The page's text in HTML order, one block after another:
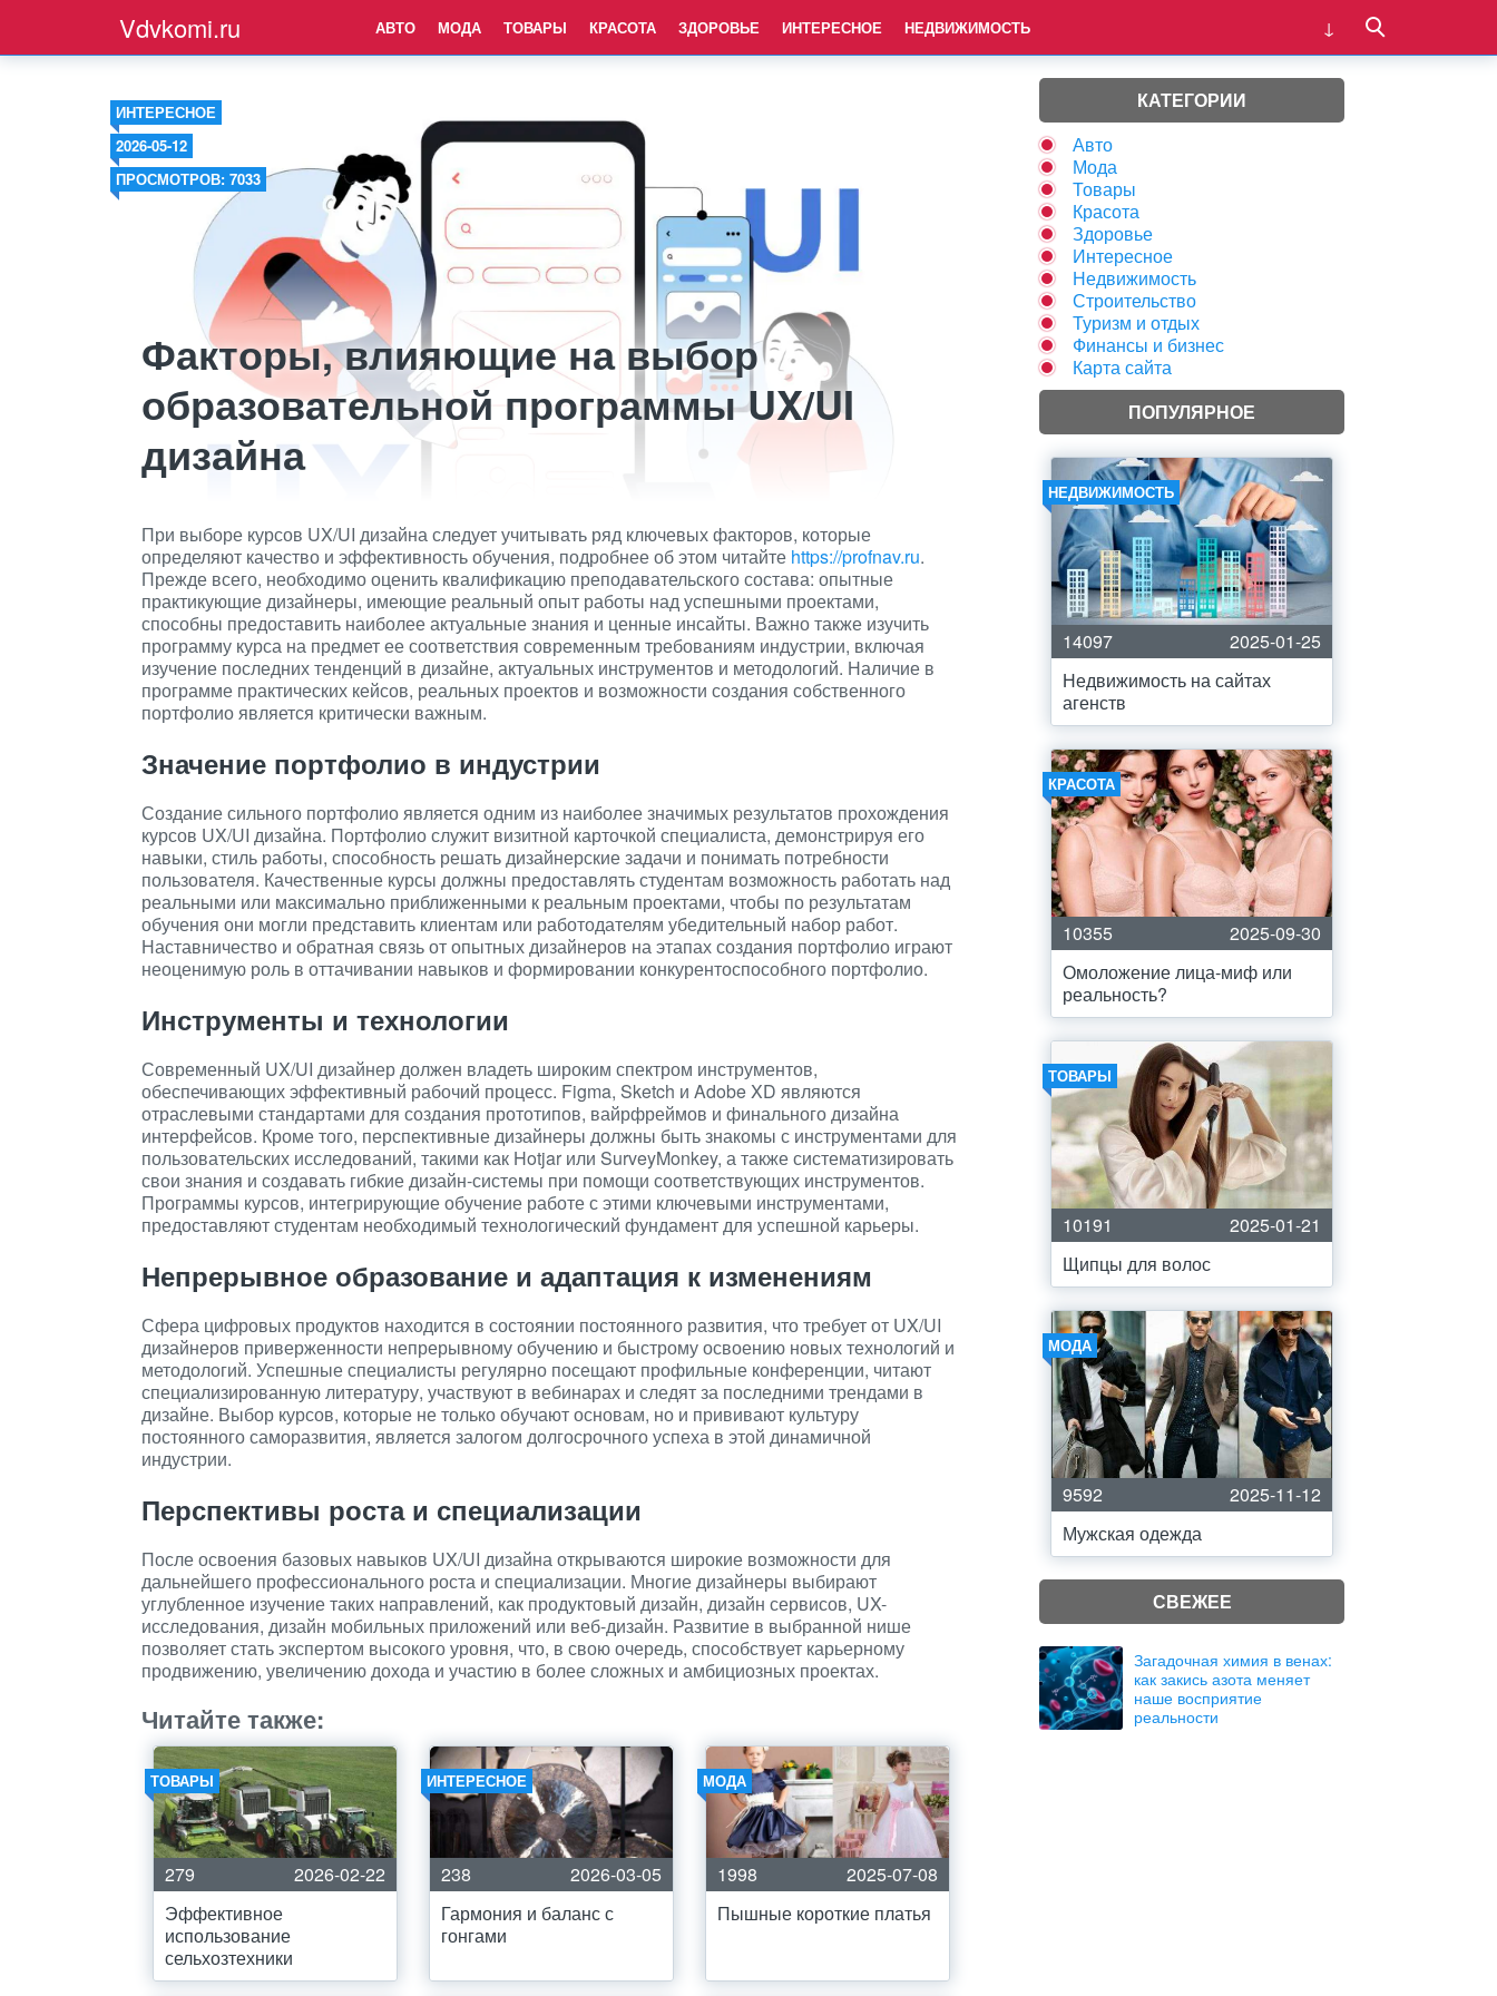
Vdvkomi.ru АВТО МОДА ТОВАРЫ КРАСОТА ЗДОРОВЬЕ ИНТЕРЕСНОЕ НЕДВИЖИМОСТЬ
ИНТЕРЕСНОЕ
2026-05-12
ПРОСМОТРОВ: 7033
Факторы, влияющие на выбор
образовательной программы UX/UI
дизайна
При выборе курсов UX/UI дизайна следует учитывать ряд ключевых факторов, которые
определяют качество и эффективность обучения, подробнее об этом читайте https://profnav.ru.
Прежде всего, необходимо оценить квалификацию преподавательского состава: опытные
практикующие дизайнеры, имеющие реальный опыт работы над успешными проектами,
способны предоставить наиболее актуальные знания и ценные инсайты. Важно также изучить
программу курса на предмет ее соответствия современным требованиям индустрии, включая
изучение последних тенденций в дизайне, актуальных инструментов и методологий. Наличие в
программе практических кейсов, реальных проектов и возможности создания собственного
портфолио является критически важным.
Значение портфолио в индустрии
Создание сильного портфолио является одним из наиболее значимых результатов прохождения
курсов UX/UI дизайна. Портфолио служит визитной карточкой специалиста, демонстрируя его
навыки, стиль работы, способность решать дизайнерские задачи и понимать потребности
пользователя. Качественные курсы должны предоставлять студентам возможность работать над
реальными или максимально приближенными к реальным проектами, чтобы по результатам
обучения они могли представить клиентам или работодателям убедительный набор работ.
Наставничество и обратная связь от опытных дизайнеров на этапах создания портфолио играют
неоценимую роль в оттачивании навыков и формировании конкурентоспособного портфолио.
Инструменты и технологии
Современный UX/UI дизайнер должен владеть широким спектром инструментов,
обеспечивающих эффективный рабочий процесс. Figma, Sketch и Adobe XD являются
отраслевыми стандартами для создания прототипов, вайрфреймов и финального дизайна
интерфейсов. Кроме того, перспективные дизайнеры должны быть знакомы с инструментами для
пользовательских исследований, такими как Hotjar или SurveyMonkey, а также систематизировать
свои знания и создавать гибкие дизайн-системы при помощи соответствующих инструментов.
Программы курсов, интегрирующие обучение работе с этими ключевыми инструментами,
предоставляют студентам необходимый технологический фундамент для успешной карьеры.
Непрерывное образование и адаптация к изменениям
Сфера цифровых продуктов находится в состоянии постоянного развития, что требует от UX/UI
дизайнеров приверженности непрерывному обучению и быстрому освоению новых технологий и
методологий. Успешные специалисты регулярно посещают профильные конференции, читают
специализированную литературу, участвуют в вебинарах и следят за последними трендами в
дизайне. Выбор курсов, которые не только обучают основам, но и прививают культуру
постоянного саморазвития, является залогом долгосрочного успеха в этой динамичной
индустрии.
Перспективы роста и специализации
После освоения базовых навыков UX/UI дизайна открываются широкие возможности для
дальнейшего профессионального роста и специализации. Многие дизайнеры выбирают
углубленное изучение таких направлений, как продуктовый дизайн, дизайн сервисов, UX-
исследования, дизайн мобильных приложений или веб-дизайн. Развитие в выбранной нише
позволяет стать экспертом высокого уровня, что, в свою очередь, способствует карьерному
продвижению, увеличению дохода и участию в более сложных и амбициозных проектах.
Читайте также:
ТОВАРЫ
279
2026-02-22
Эффективное
использование
сельхозтехники
ИНТЕРЕСНОЕ
238
2026-03-05
Гармония и баланс с
гонгами
МОДА
1998
2025-07-08
Пышные короткие платья
КАТЕГОРИИ
Авто
Мода
Товары
Красота
Здоровье
Интересное
Недвижимость
Строительство
Туризм и отдых
Финансы и бизнес
Карта сайта
ПОПУЛЯРНОЕ
НЕДВИЖИМОСТЬ
14097
2025-01-25
Недвижимость на сайтах
агенств
КРАСОТА
10355
2025-09-30
Омоложение лица-миф или
реальность?
ТОВАРЫ
10191
2025-01-21
Щипцы для волос
МОДА
9592
2025-11-12
Мужская одежда
СВЕЖЕЕ
Загадочная химия в венах:
как закись азота меняет
наше восприятие
реальности